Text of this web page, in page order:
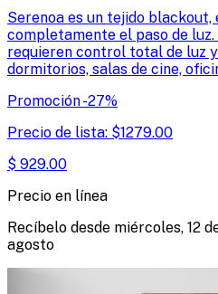
Serenoa es un tejido blackout,
completamente el paso de
requieren control total de luz
dormitorios, salas de cine,
Promoción-27%
Precio de lista: $1279.00
$ 929.00
Precio en línea
Recíbelo desde miércoles, 12
agosto